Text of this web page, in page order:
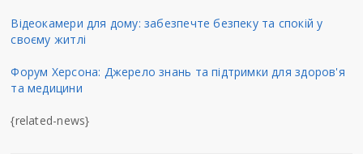
Відеокамери для дому: забезпечте безпеку та спокій у
своєму житлі
Форум Херсона: Джерело знань та підтримки для здоров'я
та медицини
{related-news}